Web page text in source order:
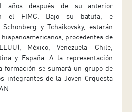
después de su anterior
el FIMC. Bajo su batuta, e
y Tchaikovsky, estarán
hispanoamericanos, procedentes de
México, Venezuela, Chile,
y España. A la representación
formación se sumará un grupo de
integrantes de la Joven Orquesta